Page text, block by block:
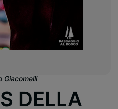
Giacomelli
DELLA